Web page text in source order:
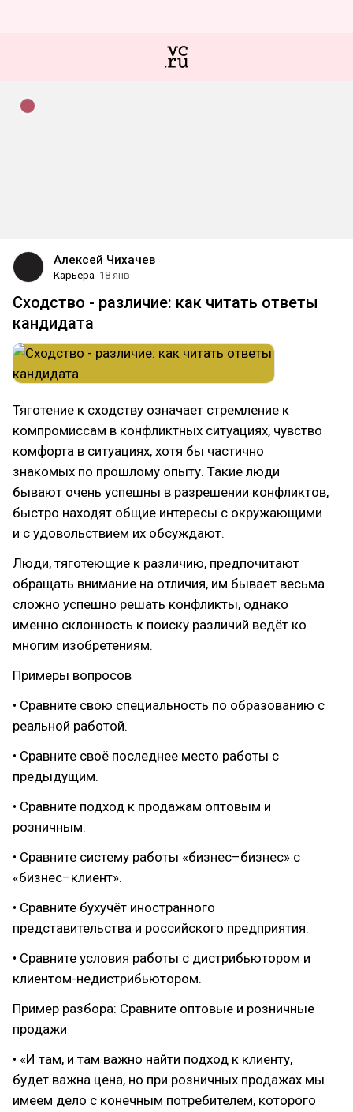
Алексей Чихачев
Карьера 18 янв
Сходство - различие: как читать ответы
кандидата
Тяготение к сходству означает стремление к
компромиссам в конфликтных ситуациях, чувство
комфорта в ситуациях, хотя бы частично
знакомых по прошлому опыту. Такие люди
бывают очень успешны в разрешении конфликтов,
быстро находят общие интересы с окружающими
и с удовольствием их обсуждают.
Люди, тяготеющие к различию, предпочитают
обращать внимание на отличия, им бывает весьма
сложно успешно решать конфликты, однако
именно склонность к поиску различий ведёт ко
многим изобретениям.
Примеры вопросов
• Сравните свою специальность по образованию с
реальной работой.
• Сравните своё последнее место работы с
предыдущим.
• Сравните подход к продажам оптовым и
розничным.
• Сравните систему работы «бизнес–бизнес» с
«бизнес–клиент».
• Сравните бухучёт иностранного
представительства и российского предприятия.
• Сравните условия работы с дистрибьютором и
клиентом-недистрибьютором.
Пример разбора: Сравните оптовые и розничные
продажи
• «И там, и там важно найти подход к клиенту,
будет важна цена, но при розничных продажах мы
имеем дело с конечным потребителем, которого